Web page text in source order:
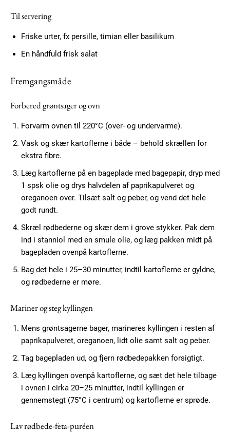
Subscription Plans
Free limited access
Gratis / forever
Etiam est nibh, lobortis sit
Til servering
Friske urter, fx persille, timian eller basilikum
En håndfuld frisk salat
Fremgangsmåde
Forbered grøntsager og ovn
Forvarm ovnen til 220°C (over- og undervarme).
Vask og skær kartoflerne i både – behold skrællen for
ekstra fibre.
Læg kartoflerne på en bageplade med bagepapir, dryp med
1 spsk olie og drys halvdelen af paprikapulveret og
oreganoen over. Tilsæt salt og peber, og vend det hele
godt rundt.
Skræl rødbederne og skær dem i grove stykker. Pak dem
ind i stanniol med en smule olie, og læg pakken midt på
bagepladen ovenpå kartoflerne.
Bag det hele i 25–30 minutter, indtil kartoflerne er gyldne,
og rødbederne er møre.
Mariner og steg kyllingen
Mens grøntsagerne bager, marineres kyllingen i resten af
paprikapulveret, oreganoen, lidt olie samt salt og peber.
Tag bagepladen ud, og fjern rødbedepakken forsigtigt.
Læg kyllingen ovenpå kartoflerne, og sæt det hele tilbage
i ovnen i cirka 20–25 minutter, indtil kyllingen er
gennemstegt (75°C i centrum) og kartoflerne er sprøde.
Lav rødbede-feta-puréen